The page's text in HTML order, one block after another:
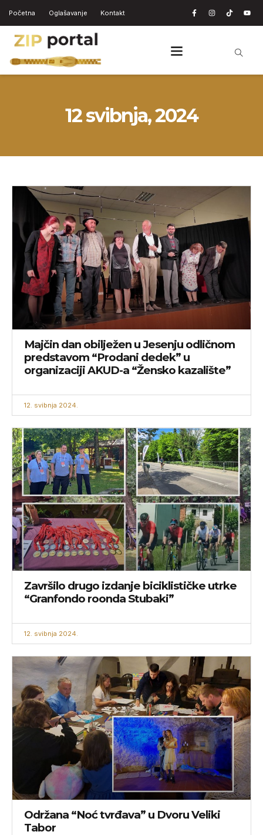
Početna Oglašavanje Kontakt
12 svibnja, 2024
Majčin dan obilježen u Jesenju odličnom
predstavom “Prodani dedek” u
organizaciji AKUD-a “Žensko kazalište”
12. svibnja 2024.
Završilo drugo izdanje biciklističke utrke
“Granfondo roonda Stubaki”
12. svibnja 2024.
Održana “Noć tvrđava” u Dvoru Veliki
Tabor